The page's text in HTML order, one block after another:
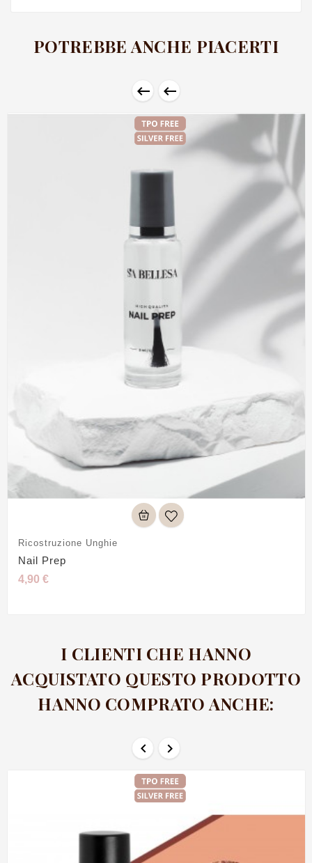
POTREBBE ANCHE PIACERTI
 
Ricostruzione Unghie
Nail Prep
4,90 €
I CLIENTI CHE HANNO
ACQUISTATO QUESTO PRODOTTO
HANNO COMPRATO ANCHE:
 